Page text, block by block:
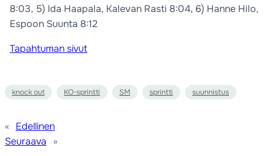
8:03, 5) Ida Haapala, Kalevan Rasti 8:04, 6) Hanne Hilo,
Espoon Suunta 8:12
Tapahtuman sivut
knock out KO-sprintti SM sprintti suunnistus
« Edellinen
Seuraava
»